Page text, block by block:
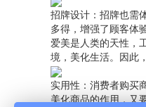
招牌设计：招牌也需
多得，增强了顾客体验
爱美是人类的天性，
境，美化生活。因此
实用性：消费者购买
美化商品的作用，又